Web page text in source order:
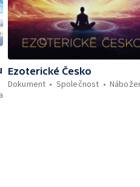
Ezoterické Česko
Dokument
Společnost